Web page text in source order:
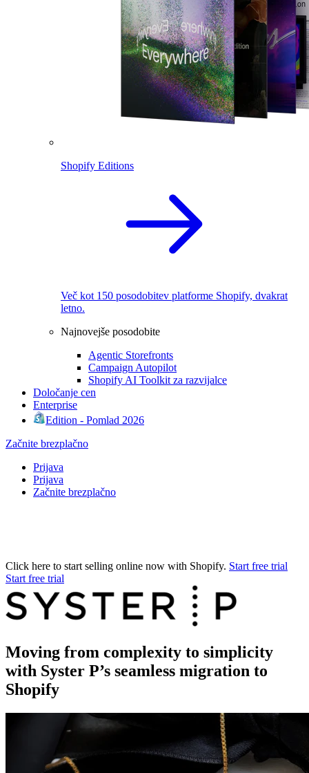
Shopify Editions
Več kot 150 posodobitev platforme Shopify, dvakrat
letno.
Najnovejše posodobite
Agentic Storefronts
Campaign Autopilot
Shopify AI Toolkit za razvijalce
Določanje cen
Enterprise
Edition - Pomlad 2026
Začnite brezplačno
Prijava
Prijava
Začnite brezplačno
Click here to start selling online now with Shopify. Start free trial
Start free trial
Moving from complexity to simplicity
with Syster P’s seamless migration to
Shopify